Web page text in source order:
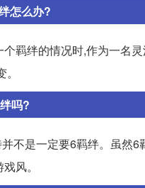
怎么办?
羁绊的情况时,作为一名
吗?
不是一定要6羁绊。虽然
风。